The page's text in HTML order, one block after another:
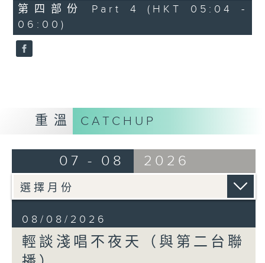
56
minutes,
9
seconds
第四部份 Part 4 (HKT 05:04 -
06:00)
重溫 CATCHUP
07 - 08 2026
08/08/2026
輕談淺唱不夜天（與第二台聯